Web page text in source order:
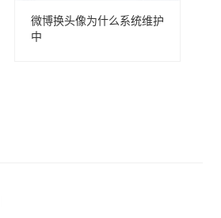
微博换头像为什么系统维护
中